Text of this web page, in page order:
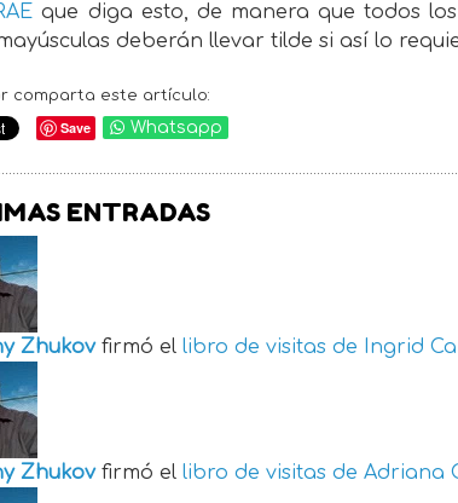
que diga esto, de manera que todos
deberán llevar tilde si así lo
comparta este artículo:
Save Whatsapp
ENTRADAS
Zhukov firmó el libro de visitas de Ingrid
Zhukov firmó el libro de visitas de Adriana